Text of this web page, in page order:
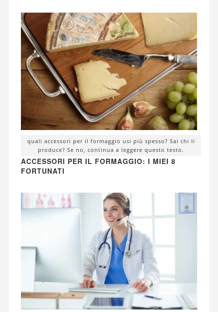
quali accessori per il formaggio usi più spesso? Sai chi li
produce? Se no, continua a leggere questo testo.
ACCESSORI PER IL FORMAGGIO: I MIEI 8
FORTUNATI